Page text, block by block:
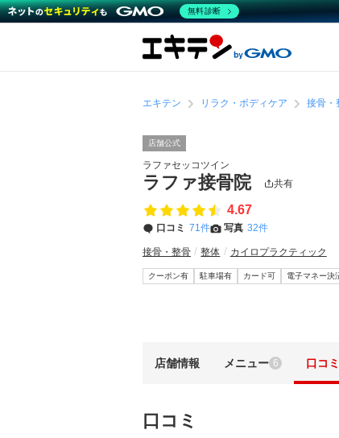
エキテン リラク・ボディケア 接骨・
店舗公式
ラファセッコツイン
ラファ接骨院 共有
4.67
口コミ 71件 写真 32件
接骨・整骨 整体 カイロプラクティック
クーポン有 駐車場有 カード可 電子マネー決
店舗情報 メニュー 6 口コミ
口コミ
無料診断